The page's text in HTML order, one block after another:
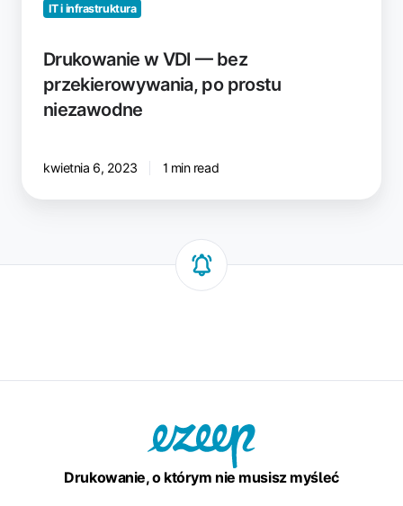
IT i infrastruktura
Drukowanie w VDI — bez
przekierowywania, po prostu
niezawodne
kwietnia 6, 2023 1 min read
Drukowanie, o którym nie musisz myśleć